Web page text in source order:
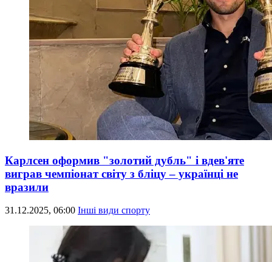
Карлсен оформив "золотий дубль" і вдев'яте
виграв чемпіонат світу з бліцу – українці не
вразили
31.12.2025, 06:00 Інші види спорту